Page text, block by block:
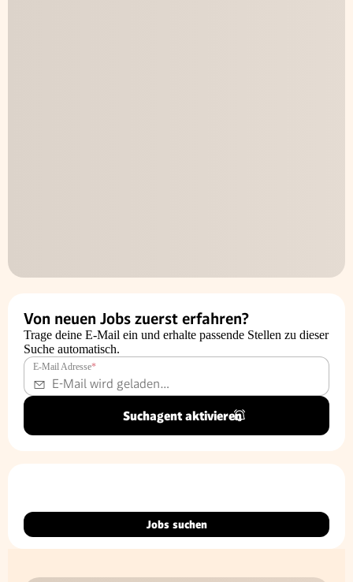
Von neuen Jobs zuerst erfahren?
Trage deine E-Mail ein und erhalte passende Stellen zu dieser
Suche automatisch.
E-Mail Adresse*
Suchagent aktivieren
Jobs suchen